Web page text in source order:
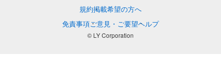
規約掲載希望の方へ
免責事項ご意見・ご要望ヘルプ
© LY Corporation